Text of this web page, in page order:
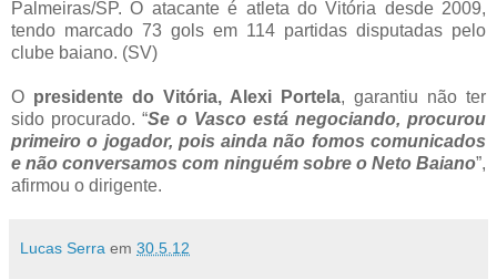
Palmeiras/SP. O atacante é atleta do Vitória desde 2009,
tendo marcado 73 gols em 114 partidas disputadas pelo
clube baiano. (SV)
O presidente do Vitória, Alexi Portela, garantiu não ter
sido procurado. “Se o Vasco está negociando, procurou
primeiro o jogador, pois ainda não fomos comunicados
e não conversamos com ninguém sobre o Neto Baiano”,
afirmou o dirigente.
Lucas Serra em 30.5.12